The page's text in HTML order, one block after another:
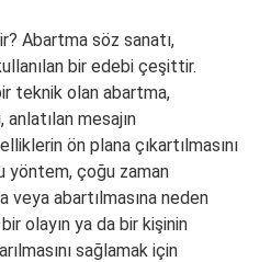
Abartma söz sanatı,
bir edebi çeşittir.
teknik olan abartma,
anlatılan mesajın
ön plana çıkartılmasını
yöntem, çoğu zaman
veya abartılmasına neden
olayın ya da bir kişinin
sağlamak için